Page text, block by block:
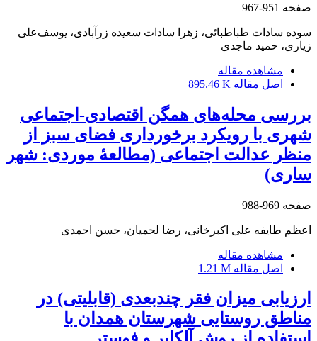
صفحه 951-967
سوده سادات طباطبائی، زهرا سادات سعیده زرآبادی، یوسف‌علی
زیاری، حمید ماجدی
مشاهده مقاله
اصل مقاله 895.46 K
بررسی محله‌های همگن اقتصادی-اجتماعی
شهری با رویکرد برخورداری فضای سبز از
منظر عدالت اجتماعی (مطالعۀ موردی: شهر
ساری)
صفحه 969-988
اعظم طایفه علی اکبرخانی، رضا لحمیان، حسن احمدی
مشاهده مقاله
اصل مقاله 1.21 M
ارزیابی میزان فقر چندبعدی (قابلیتی) در
مناطق روستایی شهرستان همدان با